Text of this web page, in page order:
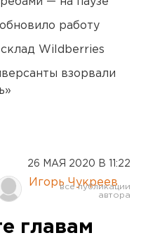
работу
Wildberries
взорвали
26 МАЯ 2020 В 11:22
Игорь Чукреев
главам